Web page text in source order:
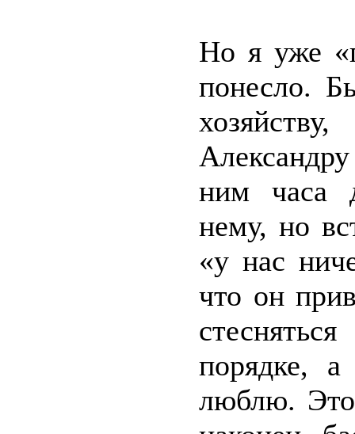
Но я уже
понесло.
ним часа
нему, но
«у нас
что он
порядке,
люблю. Это